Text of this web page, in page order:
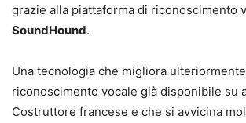
grazie alla piattaforma di riconoscimento
SoundHound.
Una tecnologia che migliora
riconoscimento vocale già disponibile su
Costruttore francese e che si avvicina